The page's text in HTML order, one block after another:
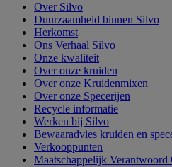
Over Silvo
Duurzaamheid binnen Silvo
Herkomst
Ons Verhaal Silvo
Onze kwaliteit
Over onze kruiden
Over onze Kruidenmixen
Over onze Specerijen
Recycle informatie
Werken bij Silvo
Bewaaradvies kruiden en
Verkooppunten
Maatschappelijk Verantwoord